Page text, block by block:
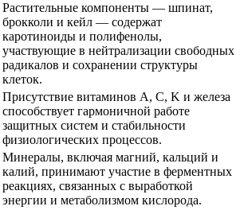
Растительные компоненты — шпинат,
брокколи и кейл — содержат
каротиноиды и полифенолы,
участвующие в нейтрализации свободных
радикалов и сохранении структуры
клеток.
Присутствие витаминов A, C, K и железа
способствует гармоничной работе
защитных систем и стабильности
физиологических процессов.
Минералы, включая магний, кальций и
калий, принимают участие в ферментных
реакциях, связанных с выработкой
энергии и метаболизмом кислорода.